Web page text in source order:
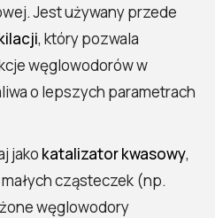
Jest używany przede
, który pozwala
węglowodorów w
o lepszych parametrach
jako katalizator kwasowy,
cząsteczek (np.
węglowodory